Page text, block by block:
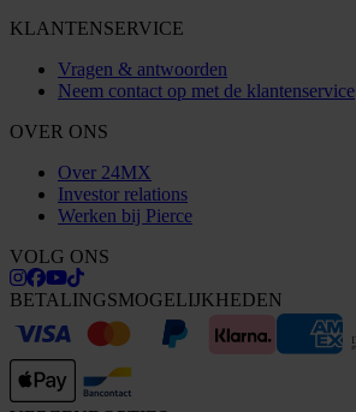
KLANTENSERVICE
Vragen & antwoorden
Neem contact op met de klantenservice
OVER ONS
Over 24MX
Investor relations
Werken bij Pierce
VOLG ONS
BETALINGSMOGELIJKHEDEN